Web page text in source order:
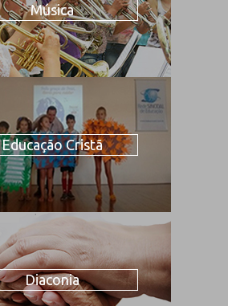
Música
Educação Cristã
Diaconia